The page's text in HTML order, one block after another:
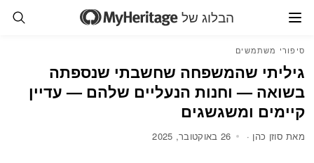
הבלוג של
סיפורי משתמשים
גיליתי שהמשפחה שחשבתי שנספתה
בשואה — וחנות הנעליים שלהם — עדיין
קיימים ומשגשגים
מאת סוזן כהן · 26 באוקטובר, 2025